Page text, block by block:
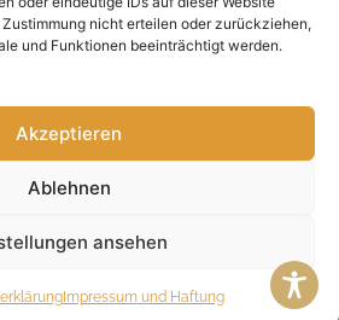
nicht erteilen oder zurückziehen,
und Funktionen beeinträchtigt werden.
Akzeptieren
Ablehnen
ansehen
Impressum und Haftung
mbB